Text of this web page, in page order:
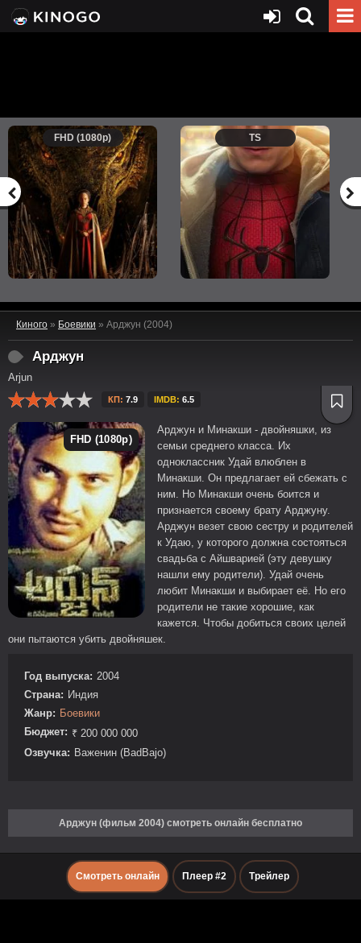
FHD (1080p) TS
Киного » Боевики » Арджун (2004)
Арджун
Arjun
КП: 7.9 IMDB: 6.5
FHD (1080p)
Арджун и Минакши - двойняшки, из
семьи среднего класса. Их
одноклассник Удай влюблен в
Минакши. Он предлагает ей сбежать с
ним. Но Минакши очень боится и
признается своему брату Арджуну.
Арджун везет свою сестру и родителей
к Удаю, у которого должна состояться
свадьба с Айшварией (эту девушку
нашли ему родители). Удай очень
любит Минакши и выбирает её. Но его
родители не такие хорошие, как
кажется. Чтобы добиться своих целей
они пытаются убить двойняшек.
Год выпуска: 2004
Страна: Индия
Жанр: Боевики
Бюджет: ₹ 200 000 000
Озвучка: Важенин (BadBajo)
Арджун (фильм 2004) смотреть онлайн бесплатно
Смотреть онлайн Плеер #2 Трейлер